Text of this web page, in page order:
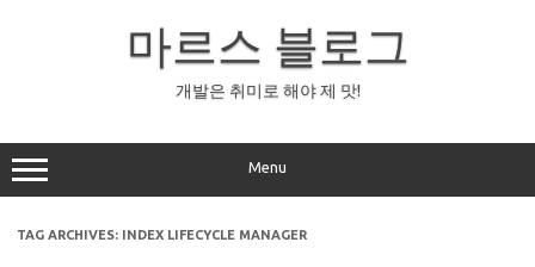
마르스 블로그
개발은 취미로 해야 제 맛!
Menu
TAG ARCHIVES: INDEX LIFECYCLE MANAGER